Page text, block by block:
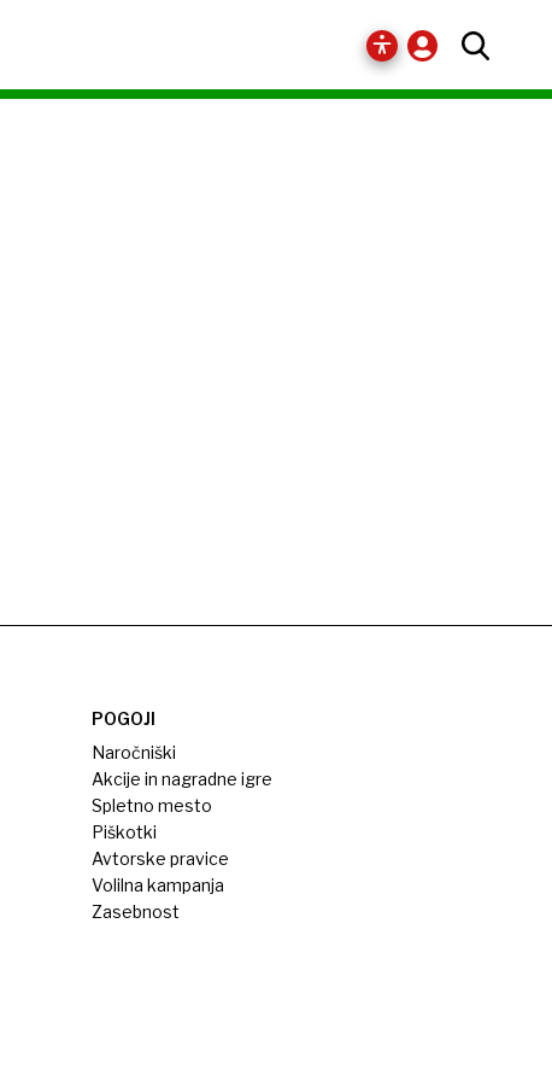
POGOJI
Naročniški
Akcije in nagradne igre
Spletno mesto
Piškotki
Avtorske pravice
Volilna kampanja
Zasebnost